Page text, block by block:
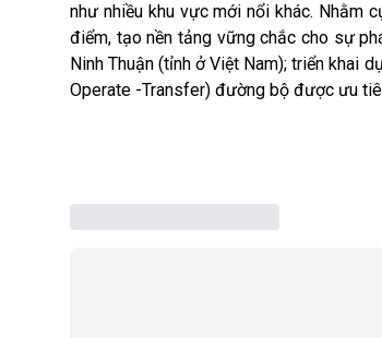
như nhiều khu vực mới nổi khác. Nhằm
điểm, tạo nền tảng vững chắc cho sự
Ninh Thuận (tỉnh ở Việt Nam); triển khai
Operate -Transfer) đường bộ được ưu